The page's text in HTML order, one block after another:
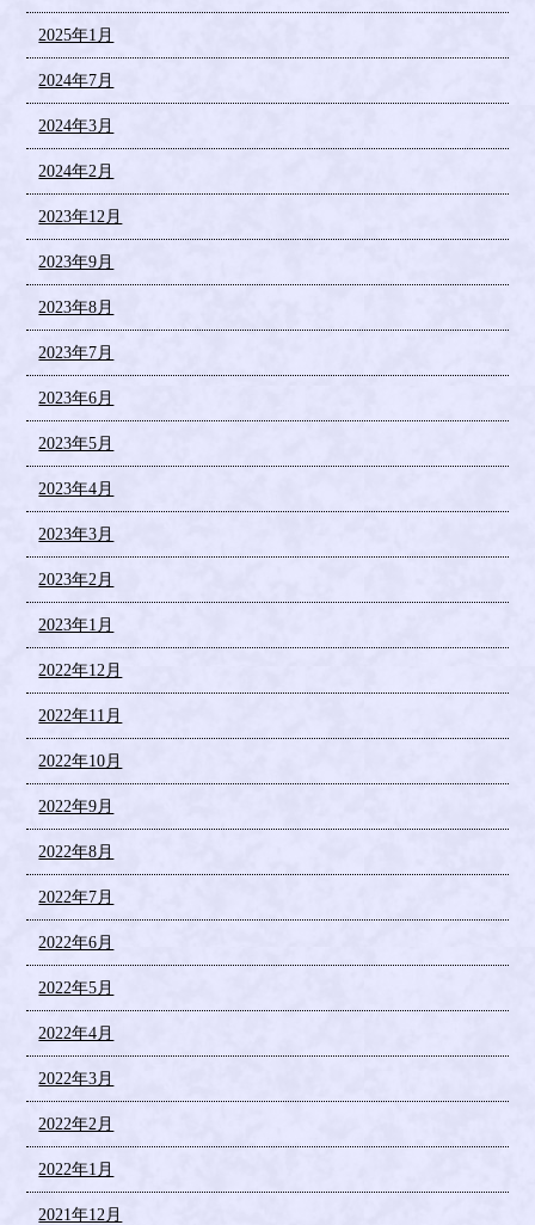
2025年1月
2024年7月
2024年3月
2024年2月
2023年12月
2023年9月
2023年8月
2023年7月
2023年6月
2023年5月
2023年4月
2023年3月
2023年2月
2023年1月
2022年12月
2022年11月
2022年10月
2022年9月
2022年8月
2022年7月
2022年6月
2022年5月
2022年4月
2022年3月
2022年2月
2022年1月
2021年12月